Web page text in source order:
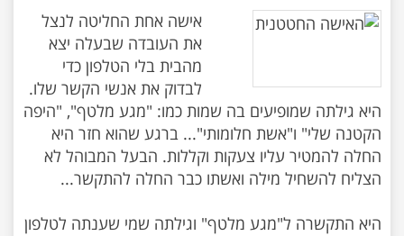
אישה אחת החליטה לנצל
את העובדה שבעלה יצא
מהבית בלי הטלפון כדי
לבדוק את אנשי הקשר שלו.
היא גילתה שמופיעים בה שמות כמו: "מגע מלטף", "היפה
הקטנה שלי" ו"אשת חלומותי"... ברגע שהוא חזר היא
החלה להמטיר עליו צעקות וקללות. הבעל המבוהל לא
היא התקשרה ל"מגע מלטף" וגילתה שמי שענתה לטלפון